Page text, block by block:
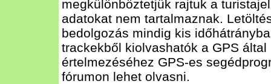
megkülönböztetjük rajtuk a
adatokat nem tartalmaznak.
bedolgozás mindig kis
trackekből kiolvashatók a GPS
értelmezéséhez GPS-es
fórumon lehet olvasni.